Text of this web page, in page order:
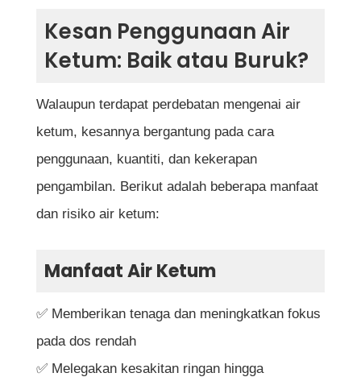
Kesan Penggunaan Air
Ketum: Baik atau Buruk?
Walaupun terdapat perdebatan mengenai air
ketum, kesannya bergantung pada cara
penggunaan, kuantiti, dan kekerapan
pengambilan. Berikut adalah beberapa manfaat
dan risiko air ketum:
Manfaat Air Ketum
✅ Memberikan tenaga dan meningkatkan fokus
pada dos rendah
✅ Melegakan kesakitan ringan hingga